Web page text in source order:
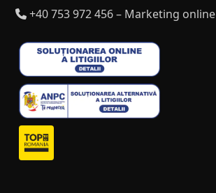
+40 753 972 456 – Marketing online